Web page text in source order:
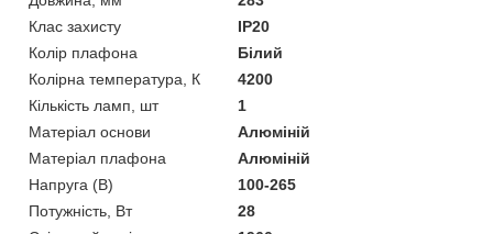
Клас захисту
IP20
Колір плафона
Білий
Колірна температура, К
4200
Кількість ламп, шт
1
Матеріал основи
Алюміній
Матеріал плафона
Алюміній
Напруга (В)
100-265
Потужність, Вт
28